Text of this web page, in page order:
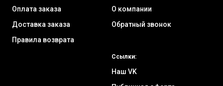
Оплата заказа
Доставка заказа
Правила возврата
О компании
Обратный звонок
Ссылки:
Наш VK